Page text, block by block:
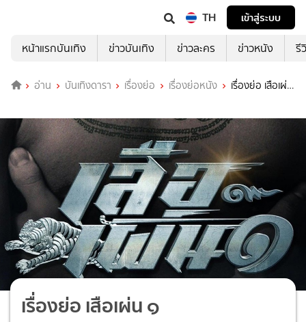
TH
เข้าสู่ระบบ
หน้าแรกบันเทิง
ข่าวบันเทิง ข่าวละคร ข่าวหนัง รี
อ่าน บันเทิงดารา เรื่องย่อ เรื่องย่อหนัง
เรื่องย่อ เสือเผ่น
เรื่องย่อ เสือเผ่น ๑